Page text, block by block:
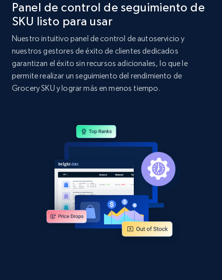
specific category URL
URL, Domain, Country code, Model number,
and more.
Comenzar ahora
Title, Seller name, Brand, Description, Initial
price, Currency, Availability, Reviews count, and
375+ Comenzar ahora
Amazon products global dataset - Collects
Panel de control de seguimiento de
SKU listo para usar
Nuestro intuitivo panel de control de autoservicio y
nuestros gestores de éxito de clientes dedicados
garantizan el éxito sin recursos adicionales, lo que le
permite realizar un seguimiento del rendimiento de
Grocery SKU y lograr más en menos tiempo.